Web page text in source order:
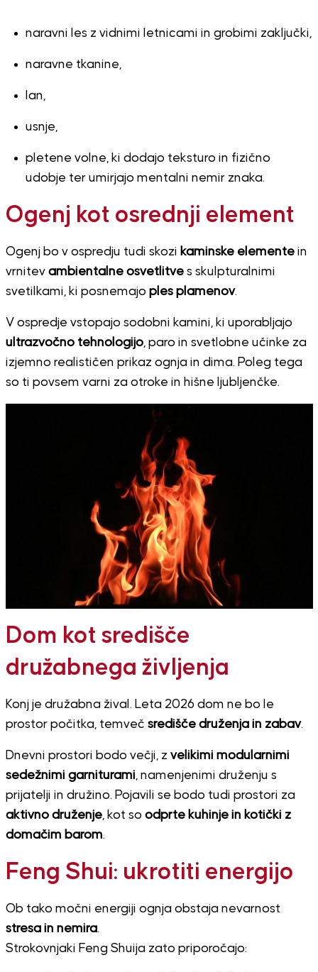
naravni les z vidnimi letnicami in grobimi zaključki,
naravne tkanine,
lan,
usnje,
pletene volne, ki dodajo teksturo in fizično
udobje ter umirjajo mentalni nemir znaka.
Ogenj kot osrednji element
Ogenj bo v ospredju tudi skozi kaminske elementein
vrnitev ambientalne osvetlitves skulpturalnimi
svetilkami, ki posnemajo ples plamenov.
V ospredje vstopajo sodobni kamini, ki uporabljajo
ultrazvočno tehnologijo, paro in svetlobne učinke za
izjemno realističen prikaz ognja in dima. Poleg tega
so ti povsem varni za otroke in hišne ljubljenčke.
Dom kot središče
družabnega življenja
Konj je družabna žival. Leta 2026 dom ne bo le
prostor počitka, temveč središče druženja in zabav.
Dnevni prostori bodo večji, z velikimi modularnimi
sedežnimi garniturami, namenjenimi druženju s
prijatelji in družino. Pojavili se bodo tudi prostori za
aktivno druženje, kot so odprte kuhinje in kotički z
domačim barom.
Feng Shui: ukrotiti energijo
Ob tako močni energiji ognja obstaja nevarnost
stresa in nemira.
Strokovnjaki Feng Shuija zato priporočajo: